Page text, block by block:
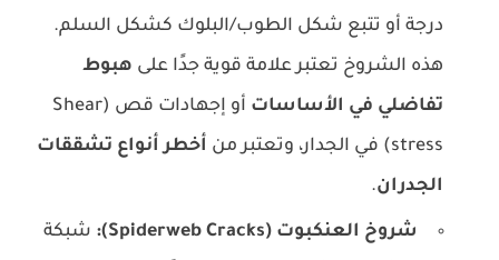
درجة أو تتبع شكل الطوب/البلوك كشكل السلم.
هذه الشروخ تعتبر علامة قوية جدًا على هبوط
تفاضلي في الأساسات
أو إجهادات قص (Shear
stress) في الجدار، وتعتبر من
أخطر أنواع تشققات
الجدران.
شروخ العنكبوت (Spiderweb Cracks):
شبكة